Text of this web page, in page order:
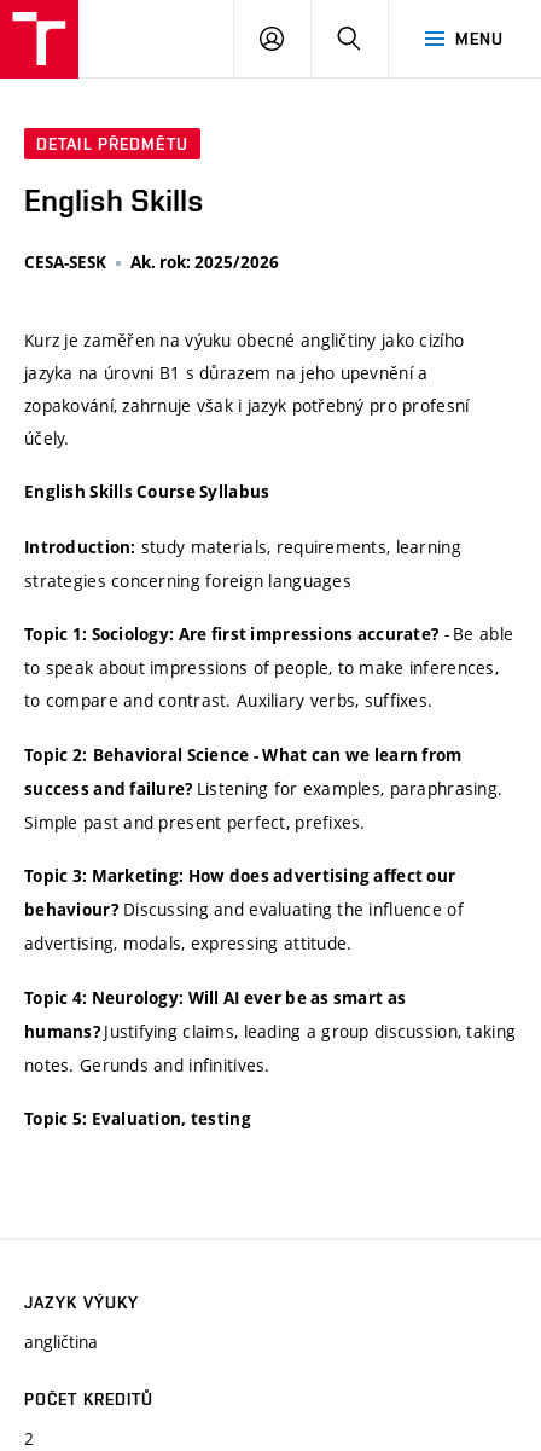
MENU
PŘIHLÁSIT
DETAIL PŘEDMĚTU
English Skills
CESA-SESK Ak. rok: 2025/2026
Kurz je zaměřen na výuku obecné angličtiny jako cizího
jazyka na úrovni B1 s důrazem na jeho upevnění a
zopakování, zahrnuje však i jazyk potřebný pro profesní
účely.
English Skills Course Syllabus
Introduction: study materials, requirements, learning
strategies concerning foreign languages
Topic 1: Sociology: Are first impressions accurate? - Be able
to speak about impressions of people, to make inferences,
to compare and contrast. Auxiliary verbs, suffixes.
Topic 2: Behavioral Science - What can we learn from
success and failure? Listening for examples, paraphrasing.
Simple past and present perfect, prefixes.
Topic 3: Marketing: How does advertising affect our
behaviour?Discussing and evaluating the influence of
advertising, modals, expressing attitude.
Topic 4: Neurology: Will AI ever be as smart as
humans? Justifying claims, leading a group discussion, taking
notes. Gerunds and infinitives.
Topic 5: Evaluation, testing
JAZYK VÝUKY
angličtina
POČET KREDITŮ
2